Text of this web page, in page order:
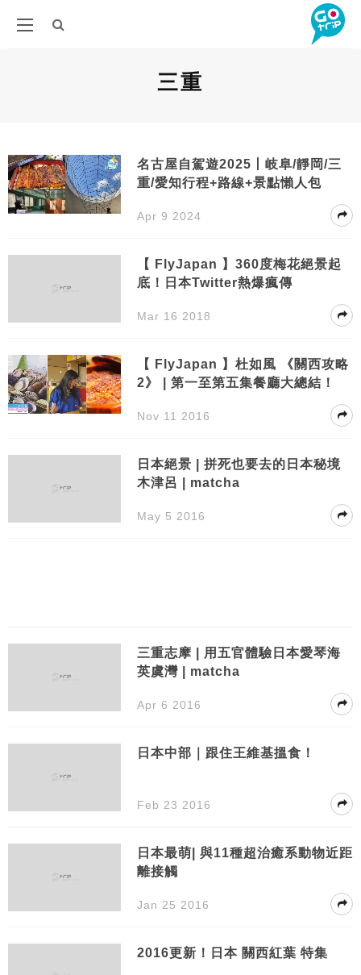
三重
名古屋自駕遊2025丨岐阜/靜岡/三
重/愛知行程+路線+景點懶人包
Apr 9 2024
【 FlyJapan 】360度梅花絕景起
底！日本Twitter熱爆瘋傳
Mar 16 2018
【 FlyJapan 】杜如風 《關西攻略
2》 | 第一至第五集餐廳大總結！
Nov 11 2016
日本絕景 | 拼死也要去的日本秘境
木津呂 | matcha
May 5 2016
三重志摩 | 用五官體驗日本愛琴海
英虞灣 | matcha
Apr 6 2016
日本中部｜跟住王維基搵食！
Feb 23 2016
日本最萌| 與11種超治癒系動物近距
離接觸
Jan 25 2016
2016更新！日本 關西紅葉 特集